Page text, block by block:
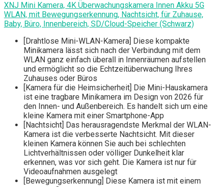
XNJ Mini Kamera, 4K Überwachungskamera Innen Akku 5G
WLAN, mit Bewegungserkennung, Nachtsicht, für Zuhause,
Baby, Büro, Innenbereich, SD/Cloud-Speicher (Schwarz)
[Drahtlose Mini-WLAN-Kamera] Diese kompakte
Minikamera lässt sich nach der Verbindung mit dem
WLAN ganz einfach überall in Innenräumen aufstellen
und ermöglicht so die Echtzeitüberwachung Ihres
Zuhauses oder Büros
[Kamera für die Heimsicherheit] Die Mini-Hauskamera
ist eine tragbare Minikamera im Design von 2026 für
den Innen- und Außenbereich. Es handelt sich um eine
kleine Kamera mit einer Smartphone-App
[Nachtsicht] Das herausragendste Merkmal der WLAN-
Kamera ist die verbesserte Nachtsicht. Mit dieser
kleinen Kamera können Sie auch bei schlechten
Lichtverhältnissen oder völliger Dunkelheit klar
erkennen, was vor sich geht. Die Kamera ist nur für
Videoaufnahmen ausgelegt
[Bewegungserkennung] Diese Kamera ist mit einem